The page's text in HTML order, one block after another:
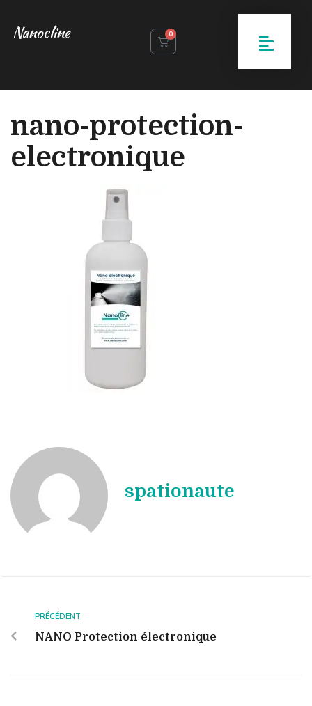
Nanocline 0
nano-protection-
electronique
spationaute
PRÉCÉDENT
NANO Protection électronique